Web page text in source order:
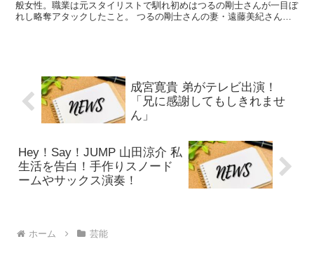
般女性。職業は元スタイリストで馴れ初めはつるの剛士さんが一目ぼ
れし略奪アタックしたこと。 つるの剛士さんの妻・遠藤美紀さんの
成宮寛貴 弟がテレビ出演！
「兄に感謝してもしきれませ
ん」
Hey！Say！JUMP 山田涼介 私
生活を告白！手作りスノード
ームやサックス演奏！
ホーム 芸能